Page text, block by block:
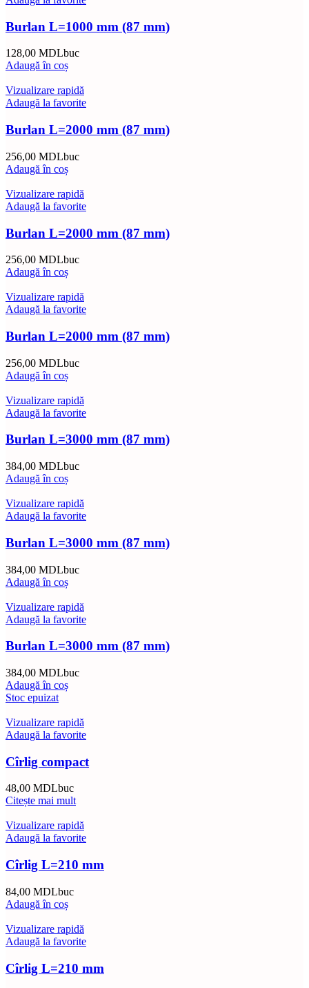
Burlan L=1000 mm (87 mm)
128,00 MDLbuc
Adaugă în coș
Vizualizare rapidă
Adaugă la favorite
Burlan L=2000 mm (87 mm)
256,00 MDLbuc
Adaugă în coș
Vizualizare rapidă
Adaugă la favorite
Burlan L=2000 mm (87 mm)
256,00 MDLbuc
Adaugă în coș
Vizualizare rapidă
Adaugă la favorite
Burlan L=2000 mm (87 mm)
256,00 MDLbuc
Adaugă în coș
Vizualizare rapidă
Adaugă la favorite
Burlan L=3000 mm (87 mm)
384,00 MDLbuc
Adaugă în coș
Vizualizare rapidă
Adaugă la favorite
Burlan L=3000 mm (87 mm)
384,00 MDLbuc
Adaugă în coș
Vizualizare rapidă
Adaugă la favorite
Burlan L=3000 mm (87 mm)
384,00 MDLbuc
Adaugă în coș
Stoc epuizat
Vizualizare rapidă
Adaugă la favorite
Cîrlig compact
48,00 MDLbuc
Citește mai mult
Vizualizare rapidă
Adaugă la favorite
Cîrlig L=210 mm
84,00 MDLbuc
Adaugă în coș
Vizualizare rapidă
Adaugă la favorite
Cîrlig L=210 mm